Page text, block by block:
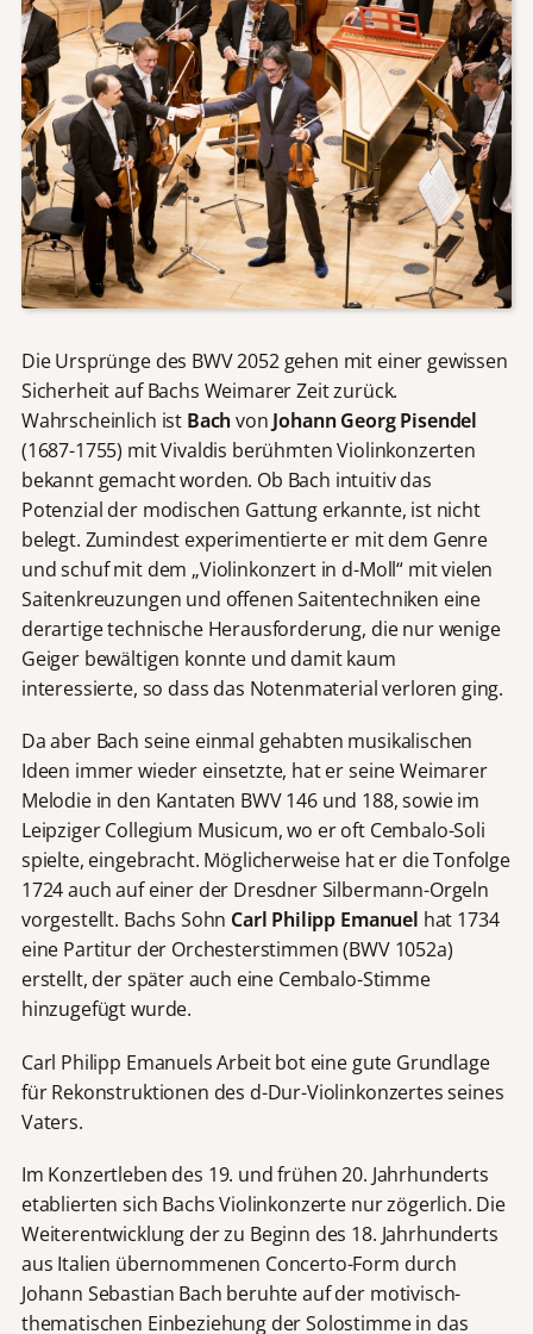
Die Ursprünge des BWV 2052 gehen mit einer gewissen
Sicherheit auf Bachs Weimarer Zeit zurück.
Wahrscheinlich ist Bachvon Johann Georg Pisendel
(1687-1755) mit Vivaldis berühmten Violinkonzerten
bekannt gemacht worden. Ob Bach intuitiv das
Potenzial der modischen Gattung erkannte, ist nicht
belegt. Zumindest experimentierte er mit dem Genre
und schuf mit dem „Violinkonzert in d-Moll“ mit vielen
Saitenkreuzungen und offenen Saitentechniken eine
derartige technische Herausforderung, die nur wenige
Geiger bewältigen konnte und damit kaum
interessierte, so dass das Notenmaterial verloren ging.
Da aber Bach seine einmal gehabten musikalischen
Ideen immer wieder einsetzte, hat er seine Weimarer
Melodie in den Kantaten BWV 146 und 188, sowie im
Leipziger Collegium Musicum, wo er oft Cembalo-Soli
spielte, eingebracht. Möglicherweise hat er die Tonfolge
1724 auch auf einer der Dresdner Silbermann-Orgeln
vorgestellt. Bachs Sohn Carl Philipp Emanuel hat 1734
eine Partitur der Orchesterstimmen (BWV 1052a)
erstellt, der später auch eine Cembalo-Stimme
hinzugefügt wurde.
Carl Philipp Emanuels Arbeit bot eine gute Grundlage
für Rekonstruktionen des d-Dur-Violinkonzertes seines
Vaters.
Im Konzertleben des 19. und frühen 20. Jahrhunderts
etablierten sich Bachs Violinkonzerte nur zögerlich. Die
Weiterentwicklung der zu Beginn des 18. Jahrhunderts
aus Italien übernommenen Concerto-Form durch
Johann Sebastian Bach beruhte auf der motivisch-
thematischen Einbeziehung der Solostimme in das